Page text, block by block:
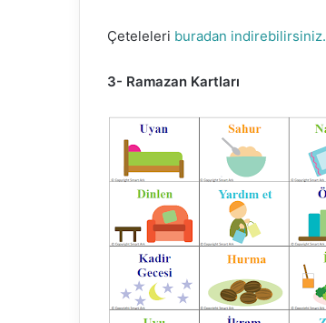
Çeteleleri buradan indirebilirsiniz.
3- Ramazan Kartları